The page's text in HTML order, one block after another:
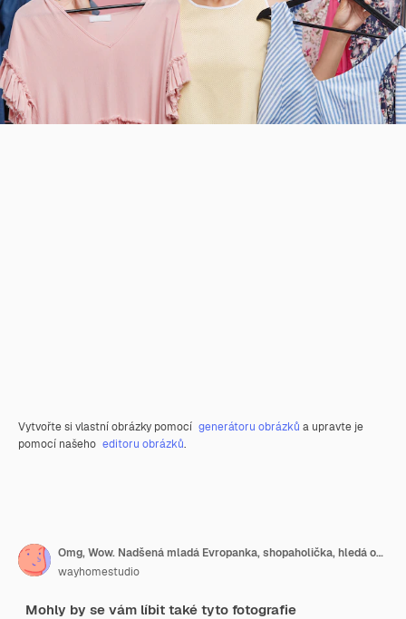
Vytvořte si vlastní obrázky pomocí generátoru obrázků a upravte je
pomocí našeho editoru obrázků.
Omg, Wow. Nadšená mladá Evropanka, shopaholička, hledá oblečení v obchodě, šokovaná výprodejovými cenami, drží dvě ramínka s růžovými a modrými šaty a stojí u stojanu plného barevných kousků
wayhomestudio
Mohly by se vám líbit také tyto fotografie